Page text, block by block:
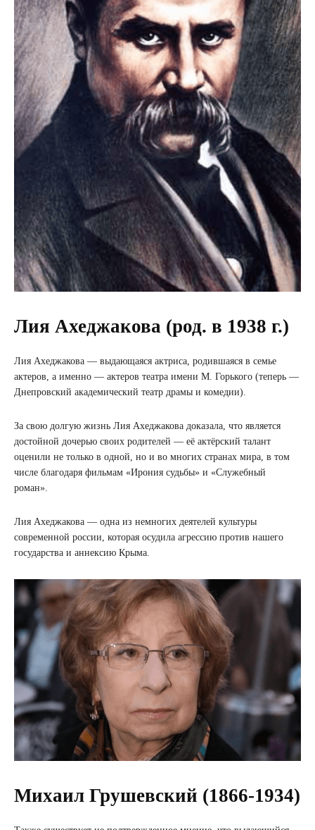
Лия Ахеджакова (род. в 1938 г.)
Лия Ахеджакова — выдающаяся актриса, родившаяся в семье
актеров, а именно — актеров театра имени М. Горького (теперь —
Днепровский академический театр драмы и комедии).
За свою долгую жизнь Лия Ахеджакова доказала, что является
достойной дочерью своих родителей — её актёрский талант
оценили не только в одной, но и во многих странах мира, в том
числе благодаря фильмам «Ирония судьбы» и «Служебный
роман».
Лия Ахеджакова — одна из немногих деятелей культуры
современной россии, которая осудила агрессию против нашего
государства и аннексию Крыма.
Михаил Грушевский (1866-1934)